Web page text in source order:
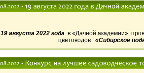
19 августа2022 годав «Дачной академии»
цветоводов «Сибирское